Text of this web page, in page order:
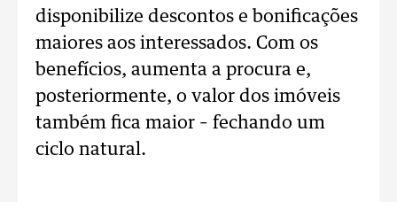
disponibilize descontos e bonificações
maiores aos interessados. Com os
benefícios, aumenta a procura e,
posteriormente, o valor dos imóveis
também fica maior – fechando um
ciclo natural.